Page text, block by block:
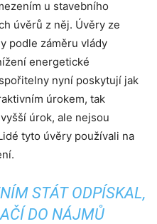
u stavebního
úvěrů z něj. Úvěry ze
podle záměru vlády
energetické
nyní poskytují jak
úrokem, tak
úrok, ale nejsou
tyto úvěry používali na
STÁT ODPÍSKAL,
DO NÁJMŮ